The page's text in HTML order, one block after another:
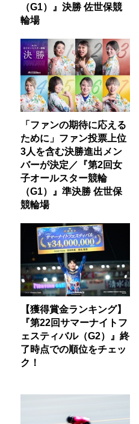
（G1）』決勝 佐世保競
輪場
「ファンの期待に応える
ために」ファン投票上位
3人を含む決勝進出メン
バーが決定／『第2回女
子オールスター競輪
（G1）』準決勝 佐世保
競輪場
【獲得賞金ランキング】
『第22回サマーナイトフ
ェスティバル（G2）』終
了時点での順位をチェッ
ク！